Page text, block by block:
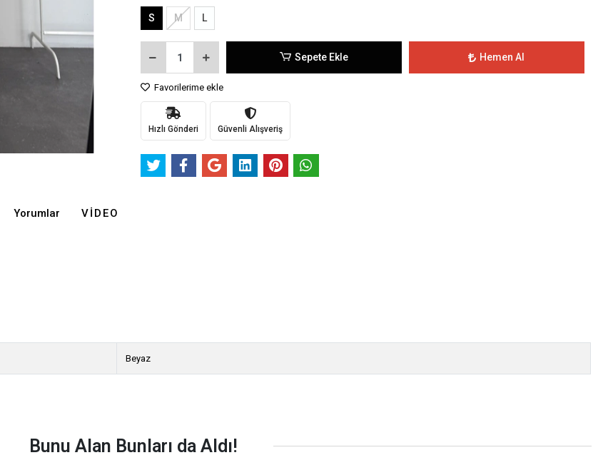
S M L
Sepete Ekle Hemen Al
Favorilerime ekle
Hızlı Gönderi Güvenli Alışveriş
Yorumlar VIDEO
Beyaz
Bunu Alan Bunları da Aldı!